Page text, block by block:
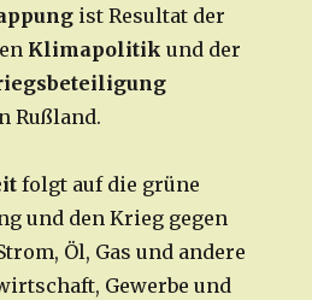
ist Resultat der
Klimapolitikund der
Rußland.
folgt auf die grüne
und den Krieg gegen
Öl, Gas und andere
Gewerbe und